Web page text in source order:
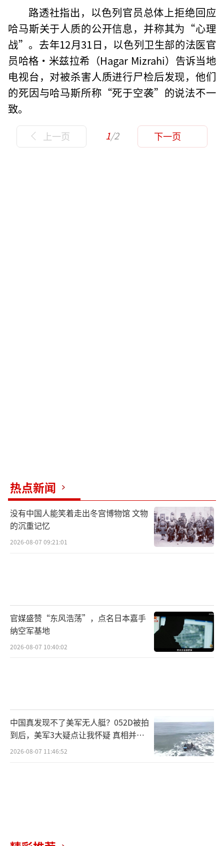
路透社指出，以色列官员总体上拒绝回应
哈马斯关于人质的公开信息，并称其为“心理
战”。去年12月31日，以色列卫生部的法医官
员哈格·米兹拉希（Hagar Mizrahi）告诉当地
电视台，对被杀害人质进行尸检后发现，他们
的死因与哈马斯所称“死于空袭”的说法不一
致。
上一页 1/2 下一页
热点新闻
没有中国人能笑着走出冬宫博物馆 文物
的沉重记忆
2026-08-07 09:21:01
官媒盛赞“东风浩荡”，点名日本嘉手
纳空军基地
2026-08-07 10:40:02
中国真发现不了美军无人艇？052D被拍
到后，美军3大疑点让我怀疑 真相并非
如此
2026-08-07 11:46:52